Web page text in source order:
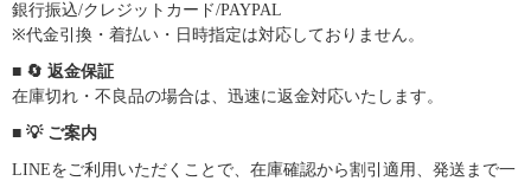
銀行振込/クレジットカード/PAYPAL
※代金引換・着払い・日時指定は対応しておりません。
■ 🔄 返金保証
在庫切れ・不良品の場合は、迅速に返金対応いたします。
■ 💡 ご案内
LINEをご利用いただくことで、在庫確認から割引適用、発送まで一